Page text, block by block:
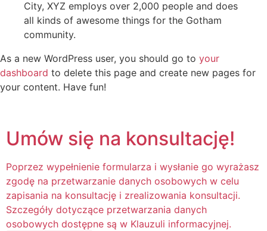
City, XYZ employs over 2,000 people and does
all kinds of awesome things for the Gotham
community.
As a new WordPress user, you should go to your
dashboard to delete this page and create new pages for
your content. Have fun!
Umów się na konsultację!
Poprzez wypełnienie formularza i wysłanie go wyrażasz
zgodę na przetwarzanie danych osobowych w celu
zapisania na konsultację i zrealizowania konsultacji.
Szczegóły dotyczące przetwarzania danych
osobowych dostępne są w Klauzuli informacyjnej.